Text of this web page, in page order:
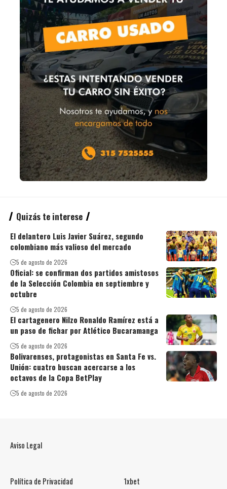
Quizás te interese
El delantero Luis Javier Suárez, segundo
colombiano más valioso del mercado
5 de agosto de 2026
Oficial: se confirman dos partidos amistosos
de la Selección Colombia en septiembre y
octubre
5 de agosto de 2026
El cartagenero Nilzo Ronaldo Ramírez está a
un paso de fichar por Atlético Bucaramanga
5 de agosto de 2026
Bolivarenses, protagonistas en Santa Fe vs.
Unión: cuatro buscan acercarse a los
octavos de la Copa BetPlay
5 de agosto de 2026
Aviso Legal
Política de Privacidad 1xbet